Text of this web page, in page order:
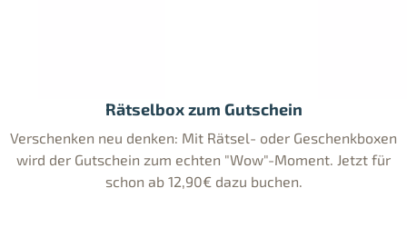
Rätselbox zum Gutschein
Verschenken neu denken: Mit Rätsel- oder Geschenkboxen
wird der Gutschein zum echten "Wow"-Moment. Jetzt für
schon ab 12,90€ dazu buchen.